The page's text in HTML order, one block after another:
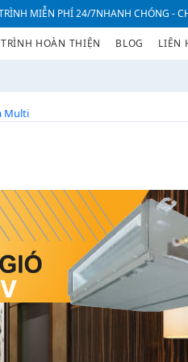
MIỄN PHÍ 24/7NHANH CHÓNG -
HOÀN THIỆN BLOG LIÊN
Multi